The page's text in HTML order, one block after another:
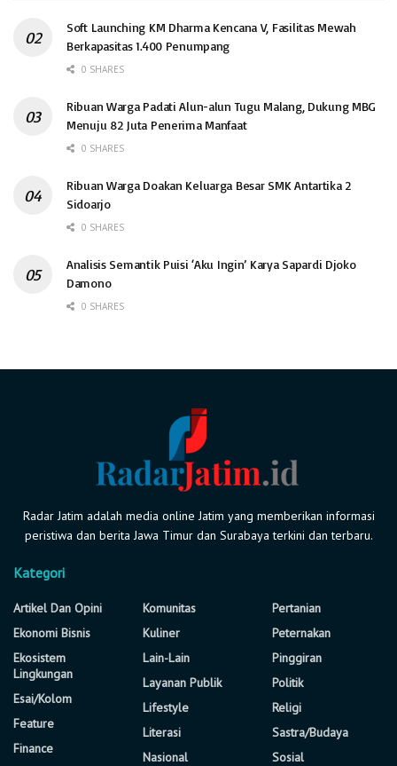
Soft Launching KM Dharma Kencana V, Fasilitas Mewah
Berkapasitas 1.400 Penumpang
0 SHARES
Ribuan Warga Padati Alun-alun Tugu Malang, Dukung MBG
Menuju 82 Juta Penerima Manfaat
0 SHARES
Ribuan Warga Doakan Keluarga Besar SMK Antartika 2
Sidoarjo
0 SHARES
Analisis Semantik Puisi ‘Aku Ingin’ Karya Sapardi Djoko
Damono
0 SHARES
Radar Jatim adalah media online Jatim yang memberikan informasi
peristiwa dan berita Jawa Timur dan Surabaya terkini dan terbaru.
Kategori
Artikel Dan Opini
Ekonomi Bisnis
Ekosistem
Lingkungan
Esai/Kolom
Feature
Finance
Komunitas
Kuliner
Lain-Lain
Layanan Publik
Lifestyle
Literasi
Nasional
Pertanian
Peternakan
Pinggiran
Politik
Religi
Sastra/Budaya
Sosial